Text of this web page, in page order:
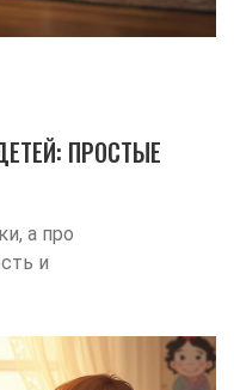
ПРОСТЫЕ
а про
и
новое.
и